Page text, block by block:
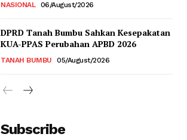
NASIONAL 06/August/2026
DPRD Tanah Bumbu Sahkan Kesepakatan
KUA-PPAS Perubahan APBD 2026
TANAH BUMBU 05/August/2026
Subscribe